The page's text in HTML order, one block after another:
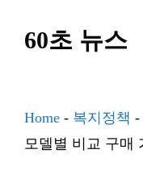
60초 뉴스
Home - 복지정책 -
모델별 비교 구매